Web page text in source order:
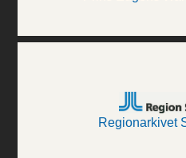
Regionarkivet